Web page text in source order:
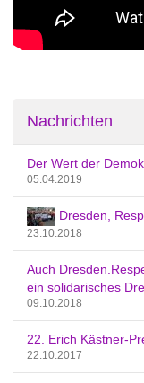
Nachrichten
Der Wert der
05.04.2019
Dresden,
23.10.2018
Auch
ein solidarisches
09.10.2018
22. Erich Kästner-
22.10.2017